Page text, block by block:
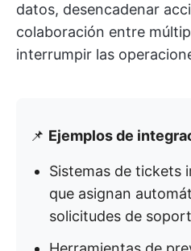
datos, desencadenar
colaboración entre
interrumpir las
📌 Ejemplos de
Sistemas de tickets
que asignan
solicitudes de